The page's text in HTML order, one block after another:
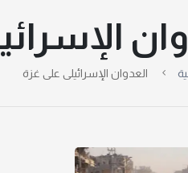
العدوان الإسرائيلى على غزة